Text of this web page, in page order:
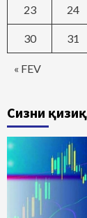
« FEV
23 24
30 31
Сизни